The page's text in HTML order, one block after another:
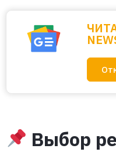
Выбор